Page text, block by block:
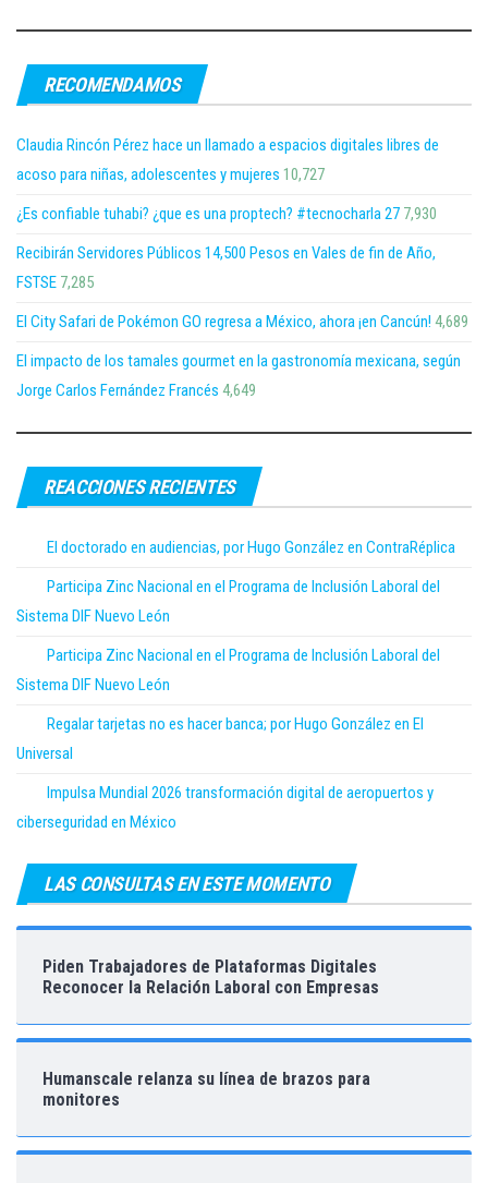
RECOMENDAMOS
Claudia Rincón Pérez hace un llamado a espacios digitales libres de
acoso para niñas, adolescentes y mujeres 10,727
¿Es confiable tuhabi? ¿que es una proptech? #tecnocharla 27 7,930
Recibirán Servidores Públicos 14,500 Pesos en Vales de fin de Año,
FSTSE 7,285
El City Safari de Pokémon GO regresa a México, ahora ¡en Cancún! 4,689
El impacto de los tamales gourmet en la gastronomía mexicana, según
Jorge Carlos Fernández Francés 4,649
REACCIONES RECIENTES
El doctorado en audiencias, por Hugo González en ContraRéplica
Participa Zinc Nacional en el Programa de Inclusión Laboral del
Sistema DIF Nuevo León
Participa Zinc Nacional en el Programa de Inclusión Laboral del
Sistema DIF Nuevo León
Regalar tarjetas no es hacer banca; por Hugo González en El
Universal
Impulsa Mundial 2026 transformación digital de aeropuertos y
ciberseguridad en México
LAS CONSULTAS EN ESTE MOMENTO
Piden Trabajadores de Plataformas Digitales
Reconocer la Relación Laboral con Empresas
Humanscale relanza su línea de brazos para
monitores